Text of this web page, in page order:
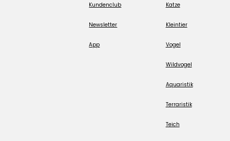
Kundenclub
Newsletter
App
Katze
Kleintier
Vogel
Wildvogel
Aquaristik
Terraristik
Teich